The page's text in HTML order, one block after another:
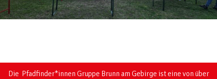
Die Pfadfinder*innen Gruppe Brunn am Gebirge ist eine von über